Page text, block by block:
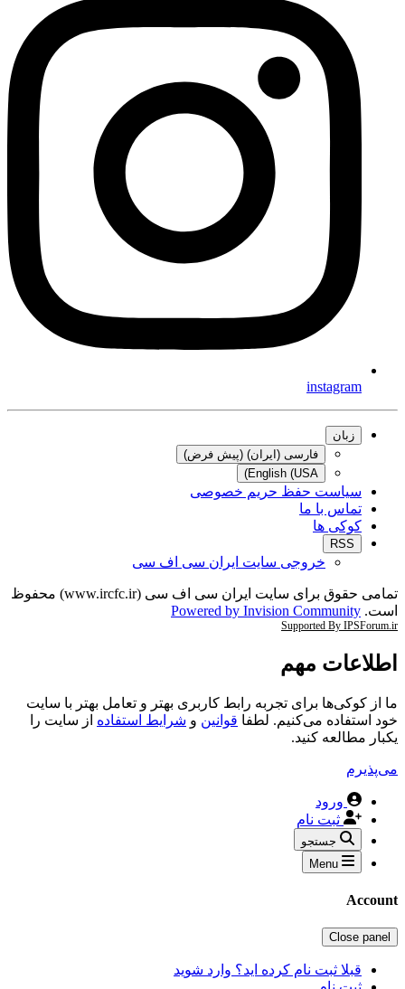
instagram
زبان
فارسی (ایران) (پیش فرض)
English (USA)
سیاست حفظ حریم خصوصی
تماس با ما
کوکی ها
RSS
خروجی سایت ایران سی اف سی
تمامی حقوق برای سایت ایران سی اف سی (www.ircfc.ir) محفوظ
است. Powered by Invision Community
Supported By IPSForum.ir
اطلاعات مهم
ما از کوکی‌ها برای تجربه رابط کاربری بهتر و تعامل بهتر با سایت
خود استفاده می‌کنیم. لطفا قوانین و شرایط استفاده از سایت را
یکبار مطالعه کنید.
می‌پذیرم
ورود
ثبت نام
جستجو
Menu
Account
Close panel
قبلا ثبت نام کرده اید؟ وارد شوید